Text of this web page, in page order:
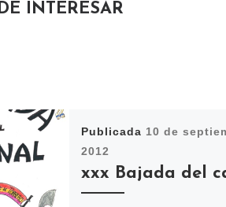
INTERESAR
Publicada 10 de
2012
xxx Bajada del